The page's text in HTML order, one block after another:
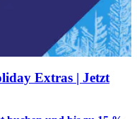
Extras | Jetzt